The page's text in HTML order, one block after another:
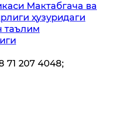
Мактабгача ва
ҳузуридаги
таълим
71 207 4048;